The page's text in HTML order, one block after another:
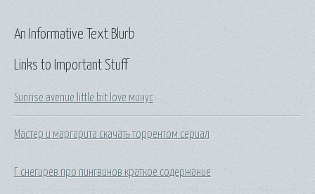
Links to Important Stuff
Sunrise avenue little bit love минус
Мастер и маргарита скачать торрентом сериал
Г снегирев про пингвинов краткое содержание
An Informative Text Blurb